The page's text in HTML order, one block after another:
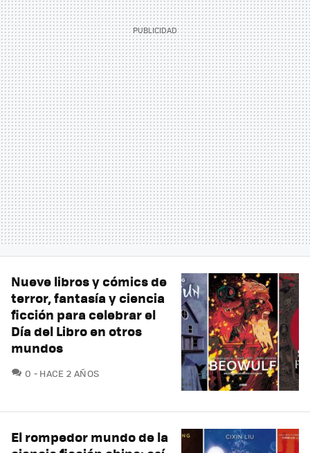
Nueve libros y cómics de
terror, fantasía y ciencia
ficción para celebrar el
Día del Libro en otros
mundos
0 COMENTARIOS
HACE 2 AÑOS
El rompedor mundo de la